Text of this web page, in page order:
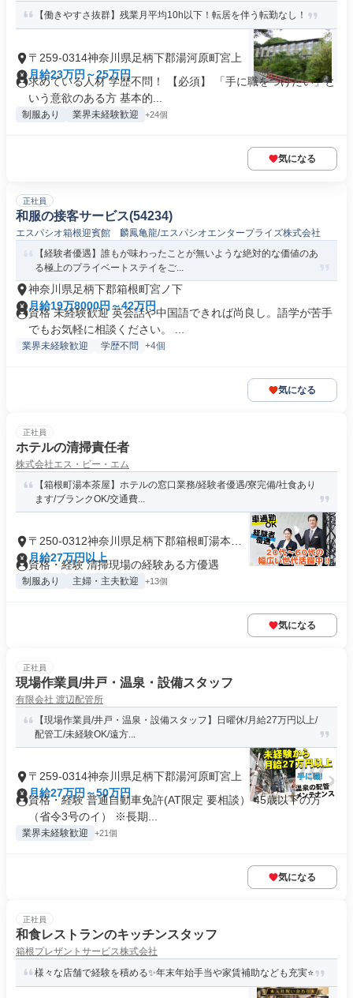
【働きやすさ抜群】残業月平均10h以下！転居を伴う転勤なし！
〒259-0314神奈川県足柄下郡湯河原町宮上
月給23万円～25万円
求めている人材 学歴不問！ 【必須】 「手に職をつけたい」と
いう意欲のある方 基本的...
制服あり 業界未経験歓迎 +24個
気になる
正社員
和服の接客サービス(54234)
エスパシオ箱根迎賓館 麟鳳亀龍/エスパシオエンタープライズ株式会社
【経験者優遇】誰もが味わったことが無いような絶対的な価値のあ
る極上のプライベートステイをご...
神奈川県足柄下郡箱根町宮ノ下
月給19万8000円～42万円
資格 未経験歓迎 英会話や中国語できれば尚良し。語学が苦手
でもお気軽に相談ください。 ...
業界未経験歓迎 学歴不問 +4個
気になる
正社員
ホテルの清掃責任者
株式会社エス・ビー・エム
【箱根町湯本茶屋】ホテルの窓口業務/経験者優遇/寮完備/社食あり
ます/ブランクOK/交通費...
〒250-0312神奈川県足柄下郡箱根町湯本茶
屋
月給27万円以上
資格・経験 清掃現場の経験ある方優遇
制服あり 主婦・主夫歓迎 +13個
気になる
正社員
現場作業員/井戸・温泉・設備スタッフ
有限会社 渡辺配管所
【現場作業員/井戸・温泉・設備スタッフ】日曜休/月給27万円以上/
配管工/未経験OK/遠方...
〒259-0314神奈川県足柄下郡湯河原町宮上
月給27万円～50万円
資格・経験 普通自動車免許(AT限定 要相談） 45歳以下の方
（省令3号のイ） ※長期...
業界未経験歓迎 +21個
気になる
正社員
和食レストランのキッチンスタッフ
箱根プレザントサービス株式会社
様々な店舗で経験を積める✨年末年始手当や家賃補助なども充実⭐